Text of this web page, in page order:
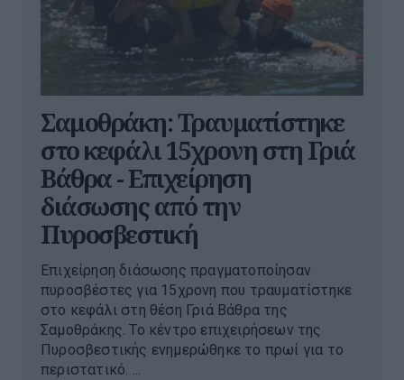
Σαμοθράκη: Τραυματίστηκε
στο κεφάλι 15χρονη στη Γριά
Βάθρα - Επιχείρηση
διάσωσης από την
Πυροσβεστική
Επιχείρηση διάσωσης πραγματοποίησαν
πυροσβέστες για 15χρονη που τραυματίστηκε
στο κεφάλι στη θέση Γριά Βάθρα της
Σαμοθράκης. Το κέντρο επιχειρήσεων της
Πυροσβεστικής ενημερώθηκε το πρωί για το
περιστατικό. ...